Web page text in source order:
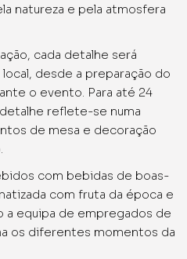
natureza e pela atmosfera
cada detalhe será
desde a preparação do
o evento. Para até 24
reflete-se numa
de mesa e decoração
com bebidas de boas-
com fruta da época e
a equipa de empregados de
os diferentes momentos da